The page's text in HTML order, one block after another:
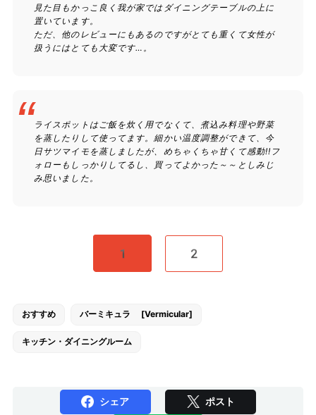
見た目もかっこ良く我が家ではダイニングテーブルの上に
置いています。
ただ、他のレビューにもあるのですがとても重くて女性が
扱うにはとても大変です…。
ライスポットはご飯を炊く用でなくて、煮込み料理や野菜
を蒸したりして使ってます。細かい温度調整ができて、今
日サツマイモを蒸しましたが、めちゃくちゃ甘くて感動!!フ
ォローもしっかりしてるし、買ってよかった～～としみじ
み思いました。
1 2
おすすめ バーミキュラ [Vermicular]
キッチン・ダイニングルーム
シェア ポスト